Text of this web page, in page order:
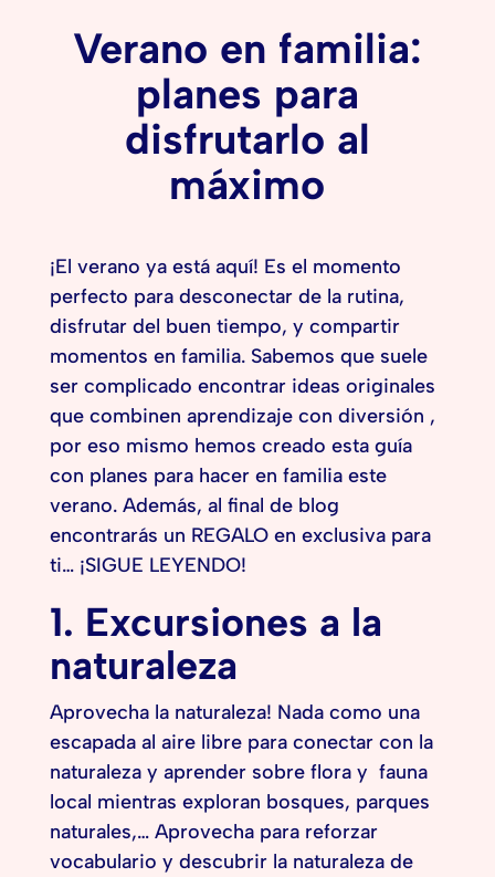
Verano en familia:
planes para
disfrutarlo al
máximo
¡El verano ya está aquí! Es el momento
perfecto para desconectar de la rutina,
disfrutar del buen tiempo, y compartir
momentos en familia. Sabemos que suele
ser complicado encontrar ideas originales
que combinen aprendizaje con diversión ,
por eso mismo hemos creado esta guía
con planes para hacer en familia este
verano. Además, al final de blog
encontrarás un REGALO en exclusiva para
ti… ¡SIGUE LEYENDO!
1. Excursiones a la
naturaleza
Aprovecha la naturaleza! Nada como una
escapada al aire libre para conectar con la
naturaleza y aprender sobre flora y fauna
local mientras exploran bosques, parques
naturales,… Aprovecha para reforzar
vocabulario y descubrir la naturaleza de